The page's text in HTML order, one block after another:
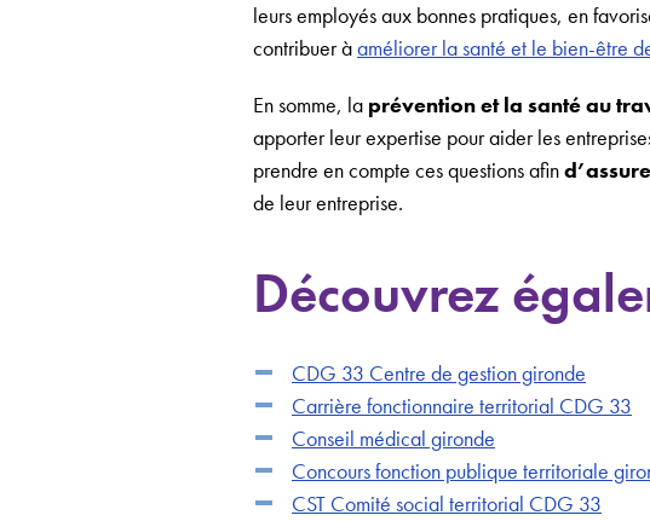
leurs employés aux bonnes pratiques, en
contribuer àaméliorer la santé et le bien-être
En somme, la prévention et la santé au
apporter leur expertise pour aider les
prendre en compte ces questions afin
de leur entreprise.
Découvrez
CDG 33 Centre de gestion gironde
Carrière fonctionnaire territorial CDG 33
Conseil médical gironde
Concours fonction publique territoriale
CST Comité social territorial CDG 33